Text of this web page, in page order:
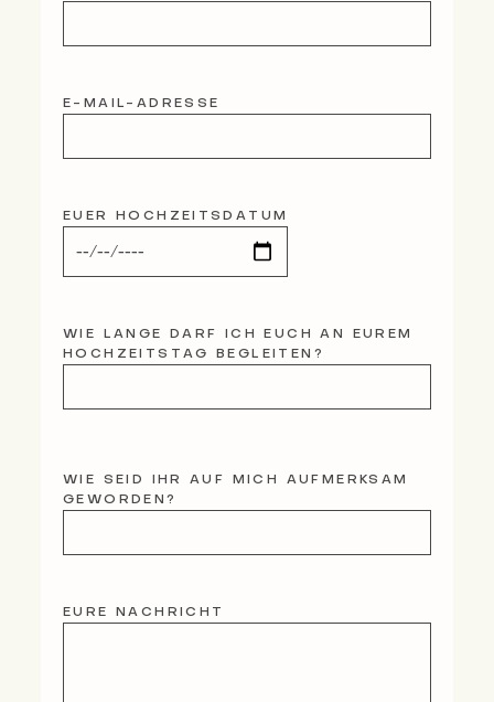
E-MAIL-ADRESSE
EUER HOCHZEITSDATUM
WIE LANGE DARF ICH EUCH AN EUREM
HOCHZEITSTAG BEGLEITEN?
WIE SEID IHR AUF MICH AUFMERKSAM
GEWORDEN?
EURE NACHRICHT